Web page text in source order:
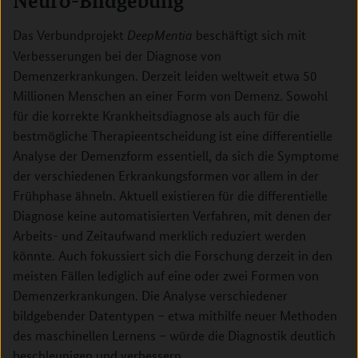
Das Verbundprojekt DeepMentia beschäftigt sich mit
Verbesserungen bei der Diagnose von
Demenzerkrankungen. Derzeit leiden weltweit etwa 50
Millionen Menschen an einer Form von Demenz. Sowohl
für die korrekte Krankheitsdiagnose als auch für die
bestmögliche Therapieentscheidung ist eine differentielle
Analyse der Demenzform essentiell, da sich die Symptome
der verschiedenen Erkrankungsformen vor allem in der
Frühphase ähneln. Aktuell existieren für die differentielle
Diagnose keine automatisierten Verfahren, mit denen der
Arbeits- und Zeitaufwand merklich reduziert werden
könnte. Auch fokussiert sich die Forschung derzeit in den
meisten Fällen lediglich auf eine oder zwei Formen von
Demenzerkrankungen. Die Analyse verschiedener
bildgebender Datentypen – etwa mithilfe neuer Methoden
des maschinellen Lernens – würde die Diagnostik deutlich